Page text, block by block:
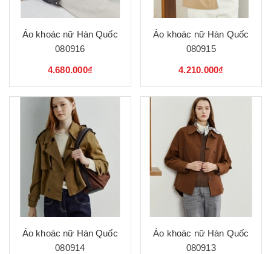
Áo khoác nữ Hàn Quốc
080916
4.680.000₫
Áo khoác nữ Hàn Quốc
080915
4.210.000₫
Áo khoác nữ Hàn Quốc
080914
Áo khoác nữ Hàn Quốc
080913